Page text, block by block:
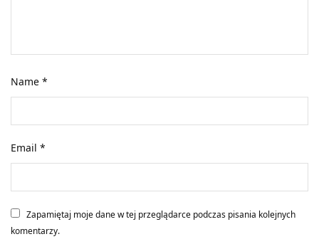
Name*
Email*
Zapamiętaj moje dane w tej przeglądarce podczas pisania kolejnych
komentarzy.